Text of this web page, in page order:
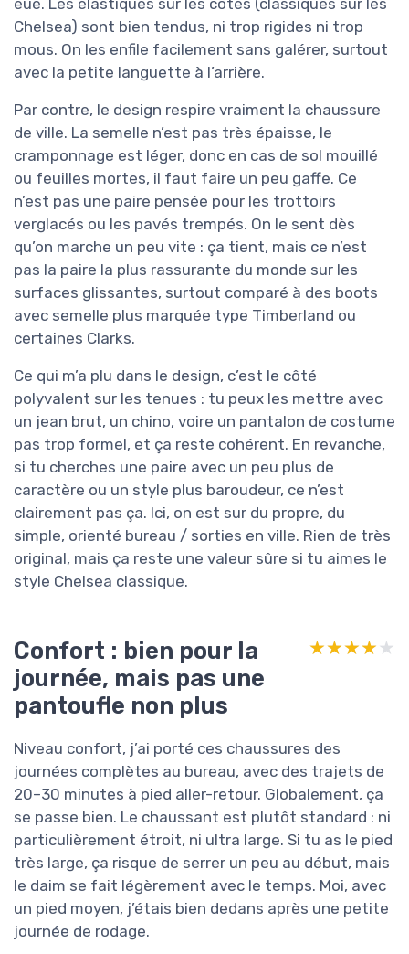
Chelsea) sont bien tendus, ni trop rigides ni trop
mous. On les enfile facilement sans galérer, surtout
avec la petite languette à l’arrière.
Par contre, le design respire vraiment la chaussure
de ville. La semelle n’est pas très épaisse, le
cramponnage est léger, donc en cas de sol mouillé
ou feuilles mortes, il faut faire un peu gaffe. Ce
n’est pas une paire pensée pour les trottoirs
verglacés ou les pavés trempés. On le sent dès
qu’on marche un peu vite : ça tient, mais ce n’est
pas la paire la plus rassurante du monde sur les
surfaces glissantes, surtout comparé à des boots
avec semelle plus marquée type Timberland ou
certaines Clarks.
Ce qui m’a plu dans le design, c’est le côté
polyvalent sur les tenues : tu peux les mettre avec
un jean brut, un chino, voire un pantalon de costume
pas trop formel, et ça reste cohérent. En revanche,
si tu cherches une paire avec un peu plus de
caractère ou un style plus baroudeur, ce n’est
clairement pas ça. Ici, on est sur du propre, du
simple, orienté bureau / sorties en ville. Rien de très
original, mais ça reste une valeur sûre si tu aimes le
style Chelsea classique.
Confort : bien pour la
journée, mais pas une
pantoufle non plus
★★★★★
★★★★★
Niveau confort, j’ai porté ces chaussures des
journées complètes au bureau, avec des trajets de
20–30 minutes à pied aller-retour. Globalement, ça
se passe bien. Le chaussant est plutôt standard : ni
particulièrement étroit, ni ultra large. Si tu as le pied
très large, ça risque de serrer un peu au début, mais
le daim se fait légèrement avec le temps. Moi, avec
un pied moyen, j’étais bien dedans après une petite
journée de rodage.